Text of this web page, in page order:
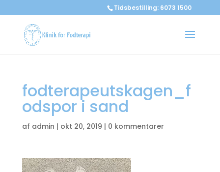
Tidsbestilling: 6073 1500
fodterapeutskagen_f
odspor i sand
af admin | okt 20, 2019 | 0 kommentarer